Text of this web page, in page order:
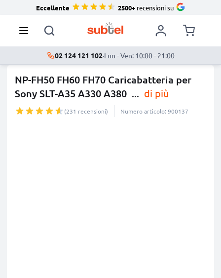
Eccellente 2500+recensioni su
02 124 121 102·Lun - Ven: 10:00 - 21:00
NP-FH50 FH60 FH70 Caricabatteria per
Sony SLT-A35 A330 A380 ... di più
(231 recensioni) Numero articolo: 900137